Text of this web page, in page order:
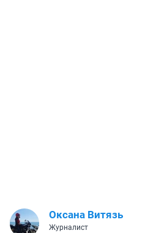
Оксана Витязь
Журналист